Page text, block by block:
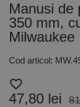
Manusi de
350 mm,
Milwaukee
Cod articol:
favorite_border
47,80 lei